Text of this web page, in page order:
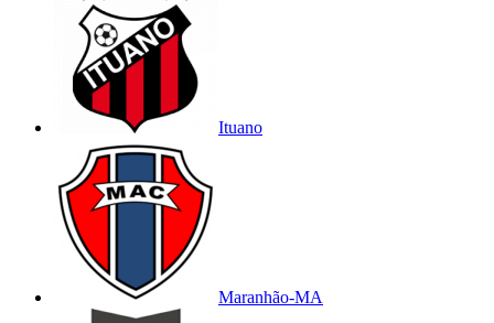
Ituano
Maranhão-MA